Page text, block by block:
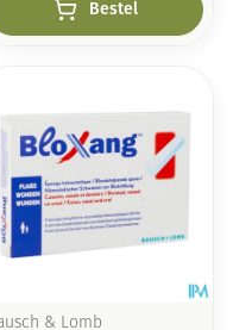
Bestel
& Lomb